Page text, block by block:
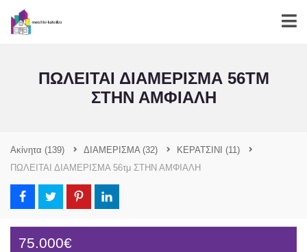
ΠΩΛΕΙΤΑΙ ΔΙΑΜΕΡΙΣΜΑ 56ΤΜ
ΣΤΗΝ ΑΜΦΙΑΛΗ
Ακίνητα (139) ΔΙΑΜΕΡΙΣΜΑ (32) ΚΕΡΑΤΣΙΝΙ (11)
ΠΩΛΕΙΤΑΙ ΔΙΑΜΕΡΙΣΜΑ 56τμ ΣΤΗΝ ΑΜΦΙΑΛΗ
75.000€